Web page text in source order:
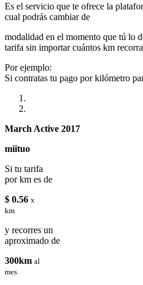
Es el servicio que te ofrece la
cual podrás cambiar de
modalidad en el momento que tú lo
tarifa sin importar cuántos km
Por ejemplo:
Si contratas tu pago por kilómetro
March Active 2017
miituo
Si tu tarifa
por km es de
$ 0.56 x
km
y recorres un
aproximado de
300km al
mes